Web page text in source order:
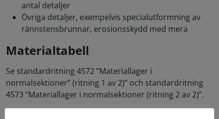
antal detaljer
Övriga detaljer, exempelvis specialutformning av
rännstensbrunnar, erosionsskydd med mera
Materialtabell
Se standardritning 4572 ”Materiallager i
normalsektioner” (ritning 1 av 2)” och standardritning
4573 ”Materiallager i normalsektioner (ritning 2 av 2)”.